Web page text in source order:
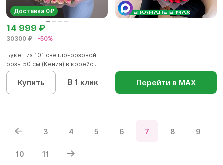
Доставка 0₽
30300 ₽ -50%
14 999 ₽
Букет из 101 светло-розовой
розы 50 см (Кения) в корейс...
Купить В 1 клик Перейти в МАХ
3 4 5 6 7 8 9
10 11